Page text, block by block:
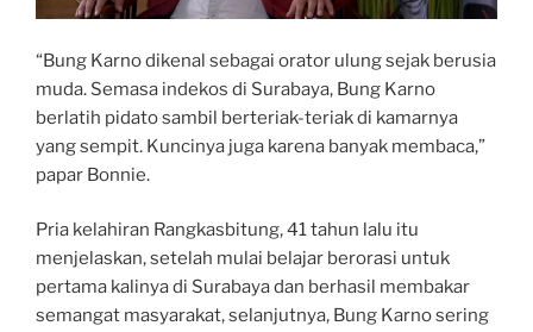
“Bung Karno dikenal sebagai orator ulung sejak berusia
muda. Semasa indekos di Surabaya, Bung Karno
berlatih pidato sambil berteriak-teriak di kamarnya
yang sempit. Kuncinya juga karena banyak membaca,”
papar Bonnie.
Pria kelahiran Rangkasbitung, 41 tahun lalu itu
menjelaskan, setelah mulai belajar berorasi untuk
pertama kalinya di Surabaya dan berhasil membakar
semangat masyarakat, selanjutnya, Bung Karno sering